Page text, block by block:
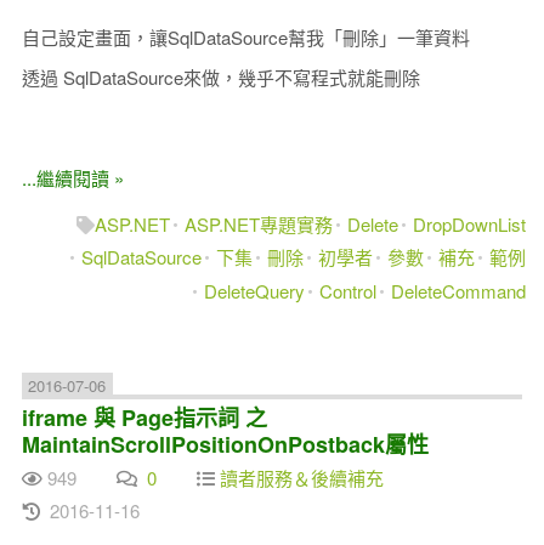
自己設定畫面，讓SqlDataSource幫我「刪除」一筆資料
透過 SqlDataSource來做，幾乎不寫程式就能刪除
...繼續閱讀 »
ASP.NET ASP.NET專題實務 Delete
DropDownList
SqlDataSource 下集 刪除 初學者 參數 補充 範例
DeleteQuery
Control DeleteCommand
2016-07-06
iframe 與 Page指示詞 之
MaintainScrollPositionOnPostback屬性
949 0
讀者服務＆後續補充
2016-11-16